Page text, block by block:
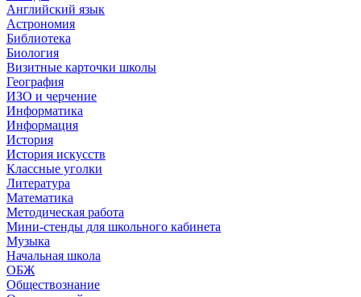
Английский язык
Астрономия
Библиотека
Биология
Визитные карточки школы
География
ИЗО и черчение
Информатика
Информация
История
История искусств
Классные уголки
Литература
Математика
Методическая работа
Мини-стенды для школьного кабинета
Музыка
Начальная школа
ОБЖ
Обществознание